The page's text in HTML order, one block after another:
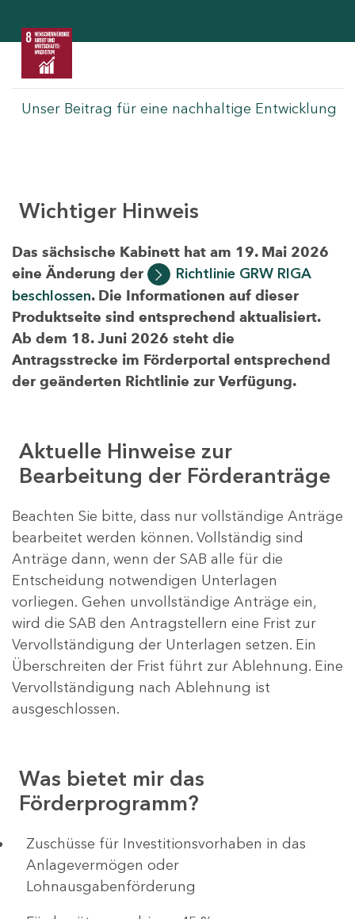
Unser Beitrag für eine nachhaltige Entwicklung
Wichtiger Hinweis
Das sächsische Kabinett hat am 19. Mai 2026
eine Änderung der
Richtlinie GRW RIGA
beschlossen. Die Informationen auf dieser
Produktseite sind entsprechend aktualisiert.
Ab dem 18. Juni 2026 steht die
Antragsstrecke im Förderportal entsprechend
der geänderten Richtlinie zur Verfügung.
Aktuelle Hinweise zur
Bearbeitung der Förderanträge
Beachten Sie bitte, dass nur vollständige Anträge
bearbeitet werden können. Vollständig sind
Anträge dann, wenn der SAB alle für die
Entscheidung notwendigen Unterlagen
vorliegen. Gehen unvollständige Anträge ein,
wird die SAB den Antragstellern eine Frist zur
Vervollständigung der Unterlagen setzen. Ein
Überschreiten der Frist führt zur Ablehnung. Eine
Vervollständigung nach Ablehnung ist
ausgeschlossen.
Was bietet mir das
Förderprogramm?
​​​​​​Zuschüsse für Investitionsvorhaben in das
Anlagevermögen oder
Lohnausgabenförderung